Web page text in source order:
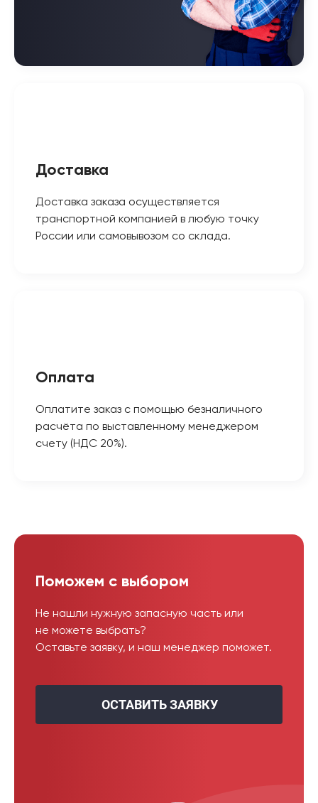
Доставка
Доставка заказа осуществляется
транспортной компанией в любую точку
России или самовывозом со склада.
Оплата
Оплатите заказ с помощью безналичного
расчёта по выставленному менеджером
счету (НДС 20%).
Поможем с выбором
Не нашли нужную запасную часть или
не можете выбрать?
Оставьте заявку, и наш менеджер поможет.
ОСТАВИТЬ ЗАЯВКУ